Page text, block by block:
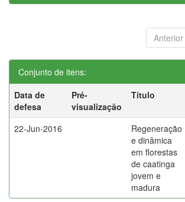
Anterior
Conjunto de itens:
Data de
defesa
Pré-
visualização
Título
22-Jun-2016
Regeneração
e dinâmica
em florestas
de caatinga
jovem e
madura